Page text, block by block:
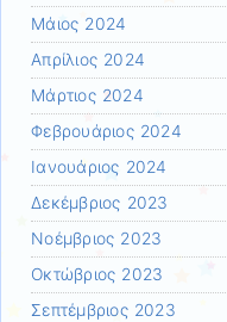
Μάιος 2024
Απρίλιος 2024
Μάρτιος 2024
Φεβρουάριος 2024
Ιανουάριος 2024
Δεκέμβριος 2023
Νοέμβριος 2023
Οκτώβριος 2023
Σεπτέμβριος 2023